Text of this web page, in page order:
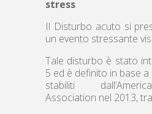
stress.
Il Disturbo acuto si
un evento stressante
Tale disturbo è stato
5 ed è definito in base
stabiliti
Association nel 2013,